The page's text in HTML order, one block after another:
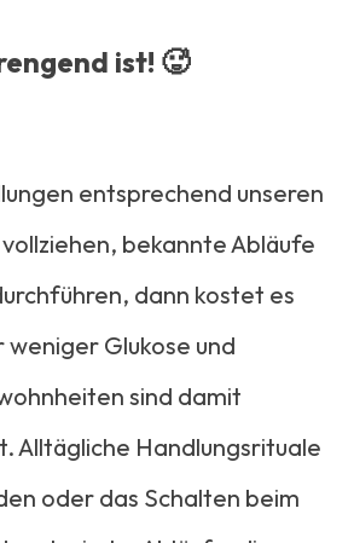
ist! 🥵
entsprechend unseren
bekannte Abläufe
dann kostet es
Glukose und
sind damit
Alltägliche Handlungsrituale
oder das Schalten beim